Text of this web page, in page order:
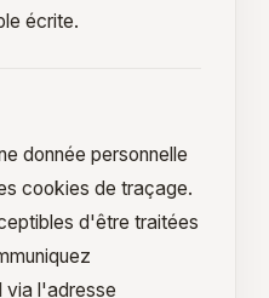
écrite.
donnée personnelle
cookies de traçage.
d'être traitées
via l'adresse